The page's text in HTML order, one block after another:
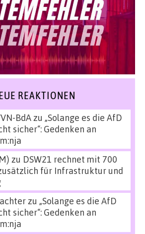
REAKTIONEN
BdAzu „Solange es die AfD
sicher“: Gedenken an
zu DSW21 rechnet mit 700
für Infrastruktur und
zu „Solange es die AfD
sicher“: Gedenken an